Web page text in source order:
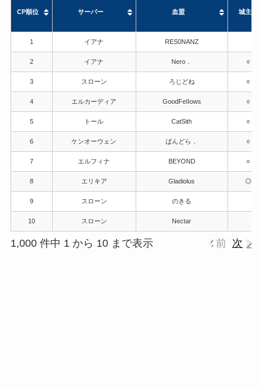
CP順位 サーバー 血盟 城主
1 イアナ RES0NANZ
2 イアナ Nero． ○
3 スローン ろじどね ○
4 エルカーディア GoodFeIIows ○
5 トール CatSith ○
6 ケンオーウェン ぱんどら． ○
7 エルフィナ BEYOND ○
8 エリキア Gladiolus ◎
9 スローン のきる
10 スローン Nectar
1,000 件中 1 から 10 まで表示 前 次